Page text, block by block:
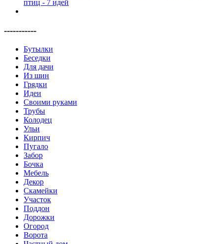
-----------
Бутылки
Беседки
Для дачи
Из шин
Грядки
Идеи
Своими руками
Трубы
Колодец
Ульи
Кирпич
Пугало
Забор
Бочка
Мебель
Декор
Скамейки
Участок
Поддон
Дорожки
Огород
Ворота